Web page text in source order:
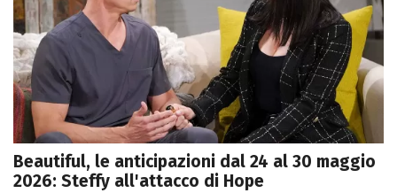
Beautiful, le anticipazioni dal 24 al 30 maggio
2026: Steffy all'attacco di Hope